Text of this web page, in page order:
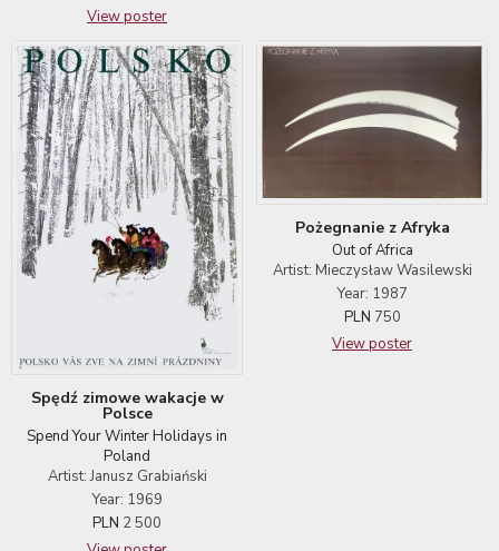
View poster
Spędź zimowe wakacje w
Polsce
Spend Your Winter Holidays in
Poland
Artist: Janusz Grabiański
Year: 1969
PLN 2 500
Pożegnanie z Afryka
Out of Africa
Artist: Mieczysław Wasilewski
Year: 1987
PLN 750
View poster